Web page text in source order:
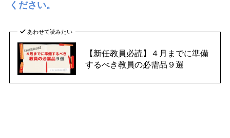
ください。
あわせて読みたい
【新任教員必読】４月までに準備
するべき教員の必需品９選